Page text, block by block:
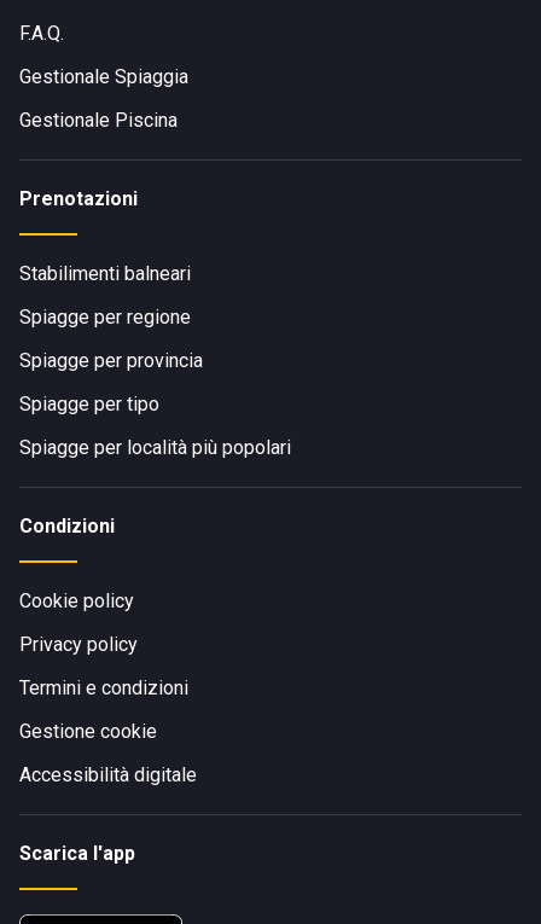
F.A.Q.
Gestionale Spiaggia
Gestionale Piscina
Prenotazioni
Stabilimenti balneari
Spiagge per regione
Spiagge per provincia
Spiagge per tipo
Spiagge per località più popolari
Condizioni
Cookie policy
Privacy policy
Termini e condizioni
Gestione cookie
Accessibilità digitale
Scarica l'app